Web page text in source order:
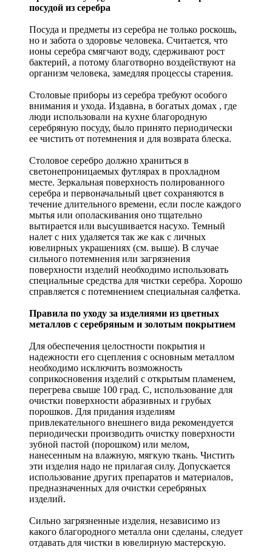
посудой из серебра
Посуда и предметы из серебра не только роскошь,
но и забота о здоровье человека. Считается, что
ионы серебра смягчают воду, сдерживают рост
бактерий, а потому благотворно воздействуют на
организм человека, замедляя процессы старения.
Столовые приборы из серебра требуют особого
внимания и ухода. Издавна, в богатых домах , где
люди использовали на кухне благородную
серебряную посуду, было принято периодически
ее чистить от потемнения и для возврата блеска.
Столовое серебро должно храниться в
светонепроницаемых футлярах в прохладном
месте. Зеркальная поверхность полированного
серебра и первоначальный цвет сохраняются в
течение длительного времени, если после каждого
мытья или ополаскивания оно тщательно
вытирается или высушивается насухо. Темный
налет с них удаляется так же как с личных
ювелирных украшениях (см. выше). В случае
сильного потемнения или загрязнения
поверхности изделий необходимо использовать
специальные средства для чистки серебра. Хорошо
справляется с потемнением специальная салфетка.
Правила по уходу за изделиями из цветных
металлов с серебряным и золотым покрытием
Для обеспечения целостности покрытия и
надежности его сцепления с основным металлом
необходимо исключить возможность
соприкосновения изделий с открытым пламенем,
перегрева свыше 100 град. С, использование для
очистки поверхности абразивных и грубых
порошков. Для придания изделиям
привлекательного внешнего вида рекомендуется
периодически производить очистку поверхности
зубной пастой (порошком) или мелом,
нанесенным на влажную, мягкую ткань. Чистить
эти изделия надо не прилагая силу. Допускается
использование других препаратов и материалов,
предназначенных для очистки серебряных
изделий.
Сильно загрязненные изделия, независимо из
какого благородного металла они сделаны, следует
отдавать для чистки в ювелирную мастерскую.